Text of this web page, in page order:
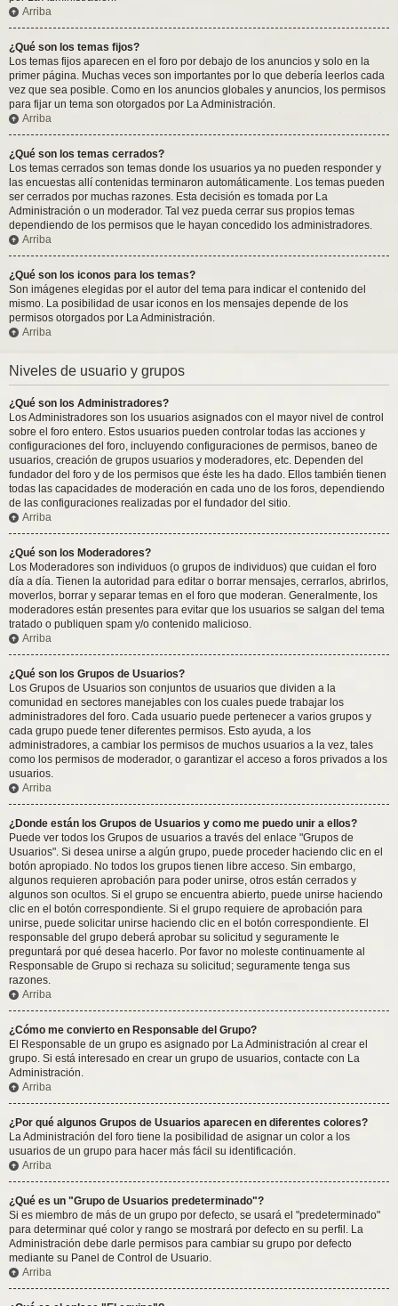
Arriba
¿Qué son los temas fijos?
Los temas fijos aparecen en el foro por debajo de los anuncios y solo en la
primer página. Muchas veces son importantes por lo que debería leerlos cada
vez que sea posible. Como en los anuncios globales y anuncios, los permisos
para fijar un tema son otorgados por La Administración.
Arriba
¿Qué son los temas cerrados?
Los temas cerrados son temas donde los usuarios ya no pueden responder y
las encuestas allí contenidas terminaron automáticamente. Los temas pueden
ser cerrados por muchas razones. Esta decisión es tomada por La
Administración o un moderador. Tal vez pueda cerrar sus propios temas
dependiendo de los permisos que le hayan concedido los administradores.
Arriba
¿Qué son los iconos para los temas?
Son imágenes elegidas por el autor del tema para indicar el contenido del
mismo. La posibilidad de usar iconos en los mensajes depende de los
permisos otorgados por La Administración.
Arriba
Niveles de usuario y grupos
¿Qué son los Administradores?
Los Administradores son los usuarios asignados con el mayor nivel de control
sobre el foro entero. Estos usuarios pueden controlar todas las acciones y
configuraciones del foro, incluyendo configuraciones de permisos, baneo de
usuarios, creación de grupos usuarios y moderadores, etc. Dependen del
fundador del foro y de los permisos que éste les ha dado. Ellos también tienen
todas las capacidades de moderación en cada uno de los foros, dependiendo
de las configuraciones realizadas por el fundador del sitio.
Arriba
¿Qué son los Moderadores?
Los Moderadores son individuos (o grupos de individuos) que cuidan el foro
día a día. Tienen la autoridad para editar o borrar mensajes, cerrarlos, abrirlos,
moverlos, borrar y separar temas en el foro que moderan. Generalmente, los
moderadores están presentes para evitar que los usuarios se salgan del tema
tratado o publiquen spam y/o contenido malicioso.
Arriba
¿Qué son los Grupos de Usuarios?
Los Grupos de Usuarios son conjuntos de usuarios que dividen a la
comunidad en sectores manejables con los cuales puede trabajar los
administradores del foro. Cada usuario puede pertenecer a varios grupos y
cada grupo puede tener diferentes permisos. Esto ayuda, a los
administradores, a cambiar los permisos de muchos usuarios a la vez, tales
como los permisos de moderador, o garantizar el acceso a foros privados a los
usuarios.
Arriba
¿Donde están los Grupos de Usuarios y como me puedo unir a ellos?
Puede ver todos los Grupos de usuarios a través del enlace "Grupos de
Usuarios". Si desea unirse a algún grupo, puede proceder haciendo clic en el
botón apropiado. No todos los grupos tienen libre acceso. Sin embargo,
algunos requieren aprobación para poder unirse, otros están cerrados y
algunos son ocultos. Si el grupo se encuentra abierto, puede unirse haciendo
clic en el botón correspondiente. Si el grupo requiere de aprobación para
unirse, puede solicitar unirse haciendo clic en el botón correspondiente. El
responsable del grupo deberá aprobar su solicitud y seguramente le
preguntará por qué desea hacerlo. Por favor no moleste continuamente al
Responsable de Grupo si rechaza su solicitud; seguramente tenga sus
razones.
Arriba
¿Cómo me convierto en Responsable del Grupo?
El Responsable de un grupo es asignado por La Administración al crear el
grupo. Si está interesado en crear un grupo de usuarios, contacte con La
Administración.
Arriba
¿Por qué algunos Grupos de Usuarios aparecen en diferentes colores?
La Administración del foro tiene la posibilidad de asignar un color a los
usuarios de un grupo para hacer más fácil su identificación.
Arriba
¿Qué es un "Grupo de Usuarios predeterminado"?
Si es miembro de más de un grupo por defecto, se usará el "predeterminado"
para determinar qué color y rango se mostrará por defecto en su perfil. La
Administración debe darle permisos para cambiar su grupo por defecto
mediante su Panel de Control de Usuario.
Arriba